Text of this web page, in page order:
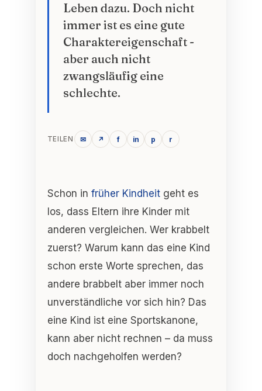
Leben dazu. Doch nicht
immer ist es eine gute
Charaktereigenschaft -
aber auch nicht
zwangsläufig eine
schlechte.
TEILEN ✉ ↗ f in p r
Schon in früher Kindheitgeht es
los, dass Eltern ihre Kinder mit
anderen vergleichen. Wer krabbelt
zuerst? Warum kann das eine Kind
schon erste Worte sprechen, das
andere brabbelt aber immer noch
unverständliche vor sich hin? Das
eine Kind ist eine Sportskanone,
kann aber nicht rechnen – da muss
doch nachgeholfen werden?